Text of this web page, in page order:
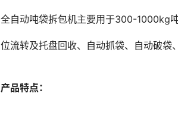
全自动吨袋拆包机主要用于300-1000kg
位流转及托盘回收、自动抓袋、自动破
产品特点：